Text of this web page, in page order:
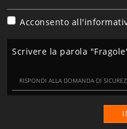
Acconsento
Scrivere la parola